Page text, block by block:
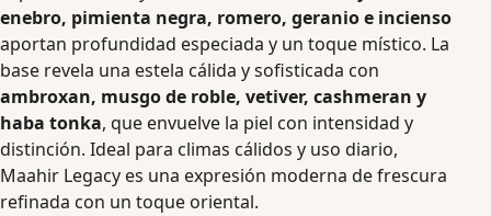
enebro, pimienta negra, romero, geranio e incienso
aportan profundidad especiada y un toque místico. La
base revela una estela cálida y sofisticada con
ambroxan, musgo de roble, vetiver, cashmeran y
haba tonka, que envuelve la piel con intensidad y
distinción. Ideal para climas cálidos y uso diario,
Maahir Legacy es una expresión moderna de frescura
refinada con un toque oriental.